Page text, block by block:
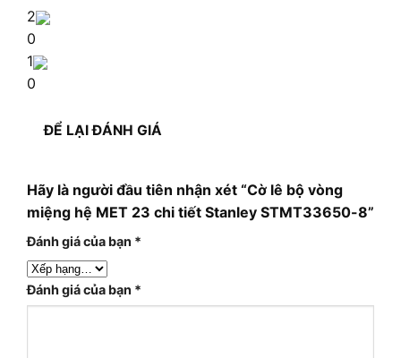
2
0
1
0
ĐỂ LẠI ĐÁNH GIÁ
Hãy là người đầu tiên nhận xét “Cờ lê bộ vòng
miệng hệ MET 23 chi tiết Stanley STMT33650-8”
Đánh giá của bạn *
Đánh giá của bạn *